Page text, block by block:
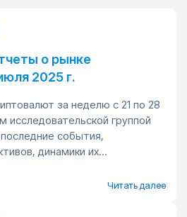
о рынке
2025 г.
за неделю с 21 по 28
исследовательской группой
события,
динамики их...
Читать далее